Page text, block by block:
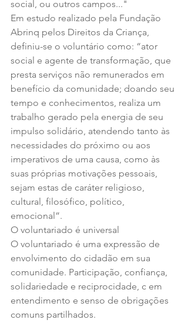
social, ou outros campos..."
Em estudo realizado pela Fundação
Abrinq pelos Direitos da Criança,
definiu-se o voluntário como: “ator
social e agente de transformação, que
presta serviços não remunerados em
benefício da comunidade; doando seu
tempo e conhecimentos, realiza um
trabalho gerado pela energia de seu
impulso solidário, atendendo tanto às
necessidades do próximo ou aos
imperativos de uma causa, como às
suas próprias motivações pessoais,
sejam estas de caráter religioso,
cultural, filosófico, político,
emocional”.
O voluntariado é universal
O voluntariado é uma expressão de
envolvimento do cidadão em sua
comunidade. Participação, confiança,
solidariedade e reciprocidade, c em
entendimento e senso de obrigações
comuns partilhados.